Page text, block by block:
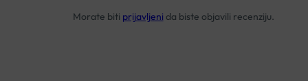
Morate biti prijavljeni da biste objavili recenziju.